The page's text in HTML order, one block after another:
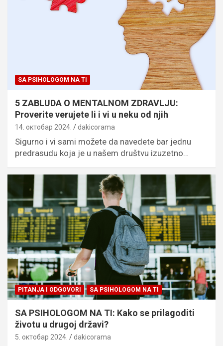
SA PSIHOLOGOM NA TI
5 ZABLUDA O MENTALNOM ZDRAVLJU:
Proverite verujete li i vi u neku od njih
14. октобар 2024. dakicorama
Sigurno i vi sami možete da navedete bar jednu
predrasudu koja je u našem društvu izuzetno…
PITANJA I ODGOVORI SA PSIHOLOGOM NA TI
SA PSIHOLOGOM NA TI: Kako se prilagoditi
životu u drugoj državi?
5. октобар 2024. dakicorama